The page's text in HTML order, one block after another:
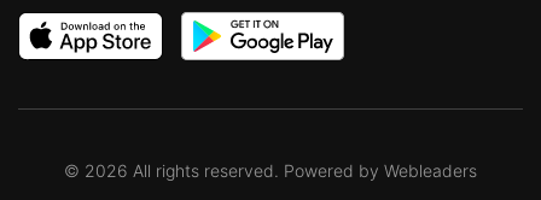
© 2026 All rights reserved. Powered by Webleaders